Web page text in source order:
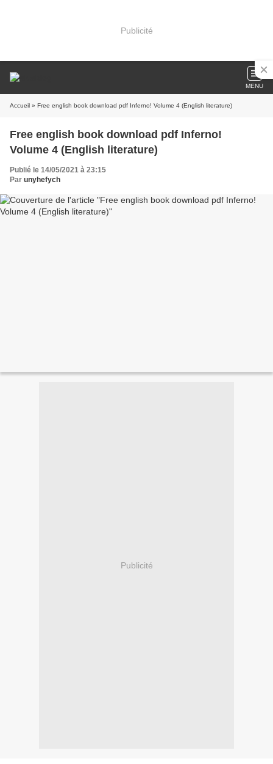
Publicité
MENU
Accueil » Free english book download pdf Inferno! Volume 4 (English literature)
Free english book download pdf Inferno!
Volume 4 (English literature)
Publié le 14/05/2021 à 23:15
Par unyhefych
Publicité